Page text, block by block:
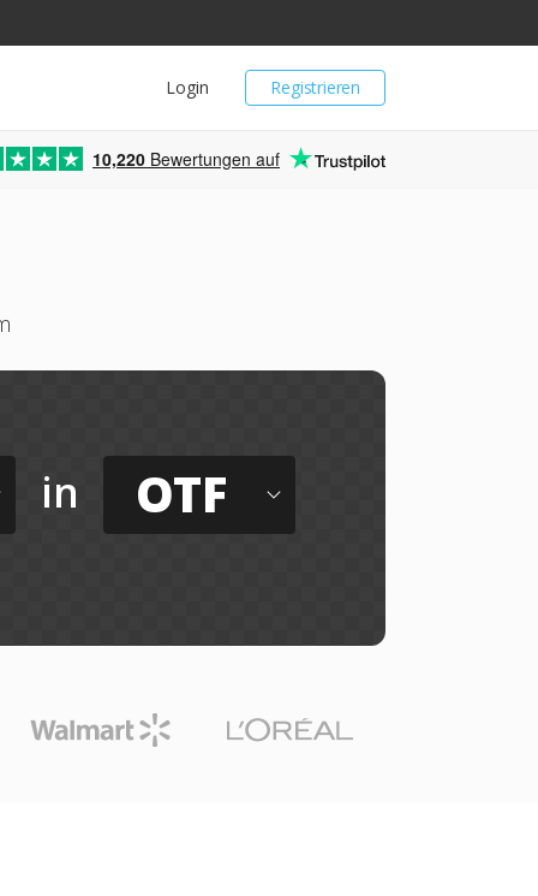
Registrieren
Login
10,220 Bewertungen auf
in OTF